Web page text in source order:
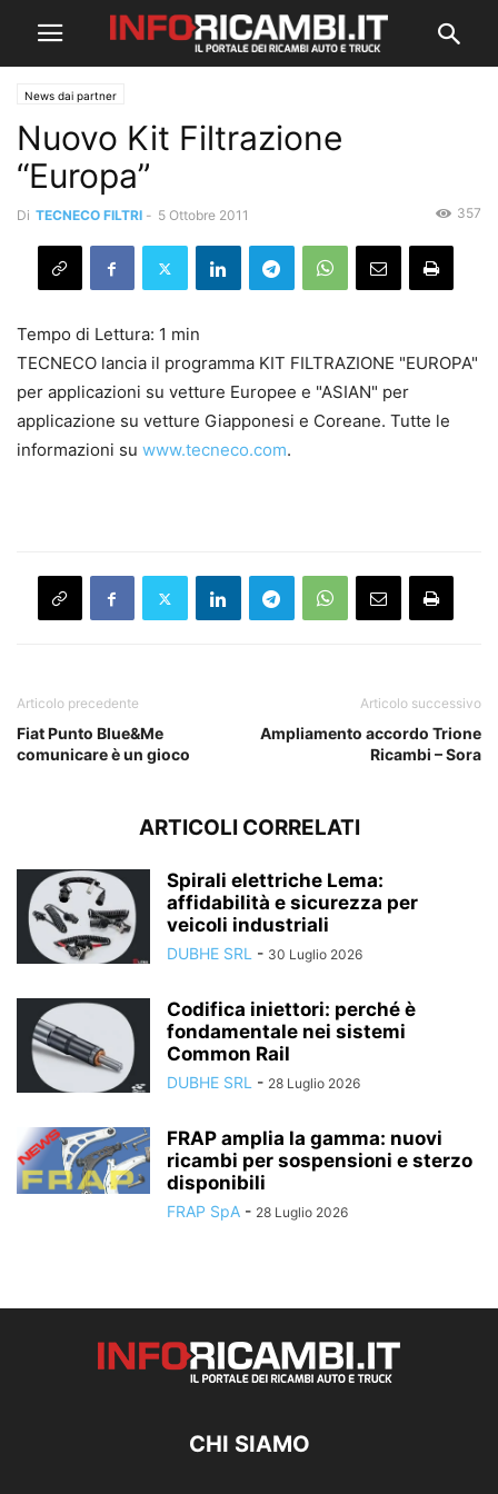
News dai partner
Nuovo Kit Filtrazione
“Europa”
Di TECNECO FILTRI - 5 Ottobre 2011 357
TECNECO lancia il programma KIT FILTRAZIONE "EUROPA"
per applicazioni su vetture Europee e "ASIAN" per
applicazione su vetture Giapponesi e Coreane. Tutte le
informazioni su www.tecneco.com.
Articolo precedente
Fiat Punto Blue&Me
comunicare è un gioco
Articolo successivo
Ampliamento accordo Trione
Ricambi – Sora
ARTICOLI CORRELATI
Spirali elettriche Lema:
affidabilità e sicurezza per
veicoli industriali
DUBHE SRL - 30 Luglio 2026
Codifica iniettori: perché è
fondamentale nei sistemi
Common Rail
DUBHE SRL - 28 Luglio 2026
FRAP amplia la gamma: nuovi
ricambi per sospensioni e sterzo
disponibili
FRAP SpA - 28 Luglio 2026
CHI SIAMO